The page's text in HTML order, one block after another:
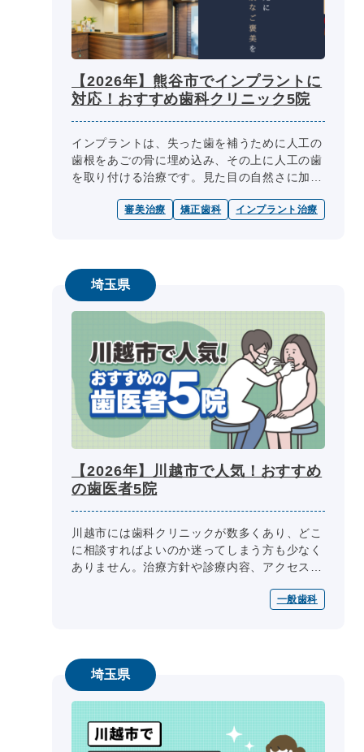
【2026年】熊谷市でインプラントに
対応！おすすめ歯科クリニック5院
インプラントは、失った歯を補うために人工の
歯根をあごの骨に埋め込み、その上に人工の歯
を取り付ける治療です。見た目の自然さに加
やブリッジに代わる方法として検討さ...
審美治療 矯正歯科 インプラント治療
埼玉県
【2026年】川越市で人気！おすすめ
の歯医者5院
川越市には歯科クリニックが数多くあり、どこ
に相談すればよいのか迷ってしまう方も少なく
ありません。治療方針や診療内容、アクセス、
一般歯科
埼玉県